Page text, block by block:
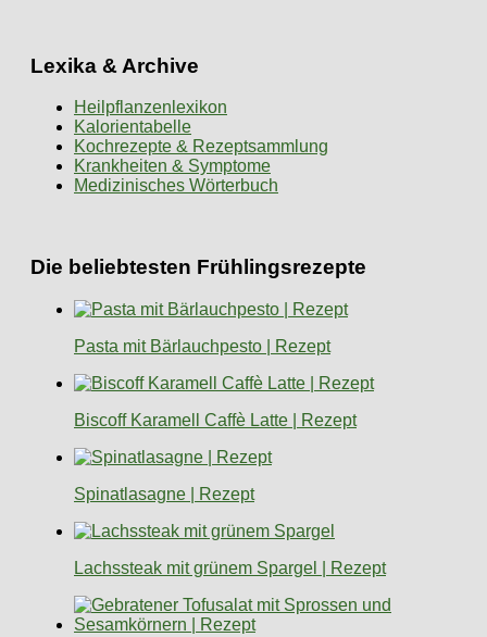
Lexika & Archive
Heilpflanzenlexikon
Kalorientabelle
Kochrezepte & Rezeptsammlung
Krankheiten & Symptome
Medizinisches Wörterbuch
Die beliebtesten Frühlingsrezepte
Pasta mit Bärlauchpesto | Rezept
Biscoff Karamell Caffè Latte | Rezept
Spinatlasagne | Rezept
Lachssteak mit grünem Spargel | Rezept